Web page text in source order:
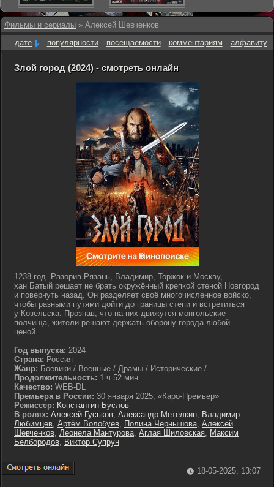
Фильмы и сериалы » Алексей Шевченков
дате
популярности посещаемости комментариям алфавиту
Злой город (2024) - смотреть онлайн
1238 год. Разорив Рязань, Владимир, Торжок и Москву,
хан Батый решает не брать окружённый крепкой стеной Новгород
и повернуть назад. Он разделяет своё многочисленное войско,
чтобы разными путями дойти до границы степи и встретиться
у Козельска. Прознав, что на них движутся монгольские
полчища, жители решают держать оборону города любой
ценой....
Год выпуска: 2024
Страна: Россия
Жанр: Боевики / Военные / Драмы / Исторические / .
Продолжительность: 1 ч 52 мин
Качество: WEB-DL
Премьера в России: 30 января 2025, «Каро-Премьер»
Режиссер: Константин Буслов
В ролях: Алексей Гуськов, Александр Метёлкин, Владимир
Любимцев, Артём Волобуев, Полина Чернышова, Алексей
Шевченков, Леонела Мантурова, Аглая Шиловская, Максим
Белбородов, Виктор Супрун
18-05-2025, 13:07